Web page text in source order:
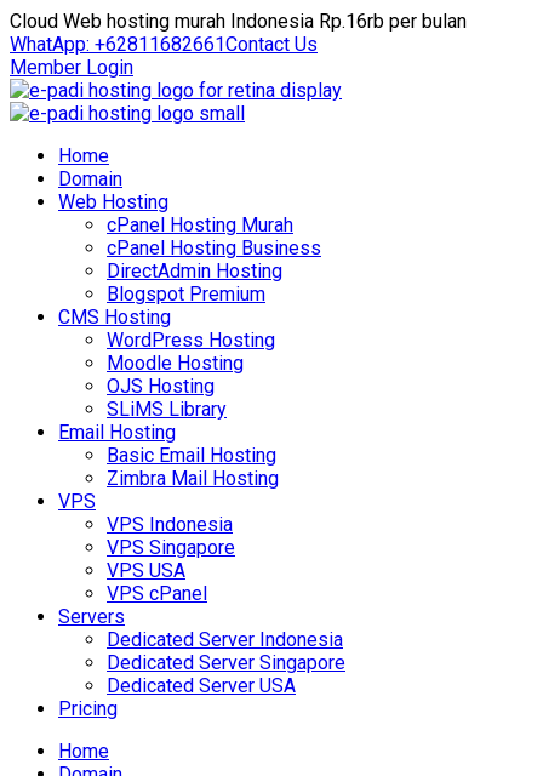
Cloud Web hosting murah Indonesia Rp.16rb per bulan
WhatApp: +62811682661Contact Us
Member Login
Home
Domain
Web Hosting
cPanel Hosting Murah
cPanel Hosting Business
DirectAdmin Hosting
Blogspot Premium
CMS Hosting
WordPress Hosting
Moodle Hosting
OJS Hosting
SLiMS Library
Email Hosting
Basic Email Hosting
Zimbra Mail Hosting
VPS
VPS Indonesia
VPS Singapore
VPS USA
VPS cPanel
Servers
Dedicated Server Indonesia
Dedicated Server Singapore
Dedicated Server USA
Pricing
Home